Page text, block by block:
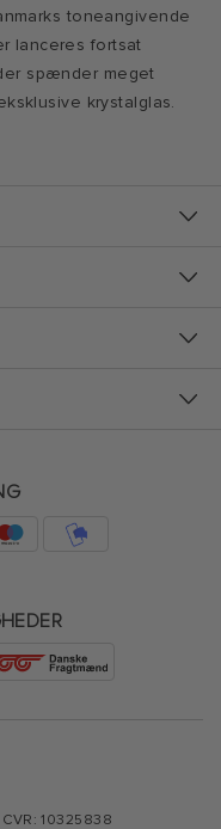
toneangivende
lanceres fortsat
spænder meget
krystalglas.
10325838